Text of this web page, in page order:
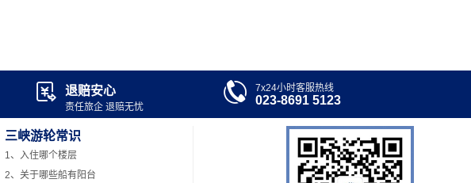
 退赔安心
责任旅企 退赔无忧
 7x24小时客服热线
023-8691 5123
三峡游轮常识
1、入住哪个楼层
2、关于哪些船有阳台